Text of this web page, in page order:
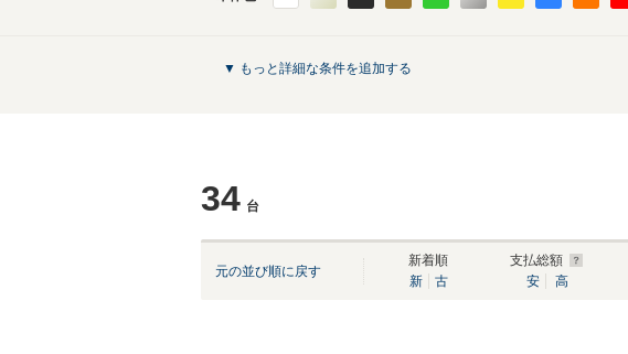
▼ もっと詳細な条件を追加する
34 台
元の並び順に戻す
新着順
新
古
支払総額
安
高